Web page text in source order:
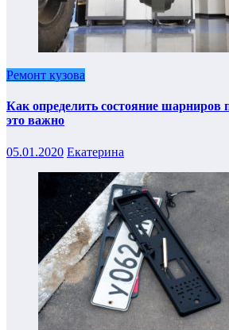
Ремонт кузова
Как определить состояние шарниров
это важно
05.01.2020 Екатерина